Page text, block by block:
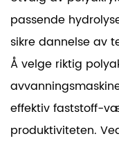
passende
sikre dannelse av
Å velge riktig
effektiv faststoff-
produktiviteten.